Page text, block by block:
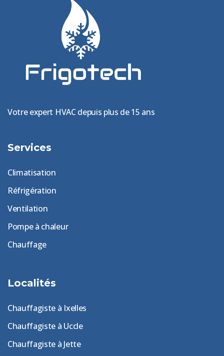
Votre expert HVAC depuis plus de 15 ans
Services
Climatisation
Réfrigération
Ventilation
Pompe à chaleur
Chauffage
Localités
Chauffagiste à Ixelles
Chauffagiste à Uccle
Chauffagiste à Jette